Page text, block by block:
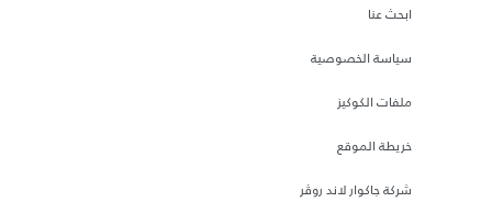
ابحث عنا
سياسة الخصوصية
ملفات الكوكيز
خريطة الموقع
شركة جاكوار لاند روڤر